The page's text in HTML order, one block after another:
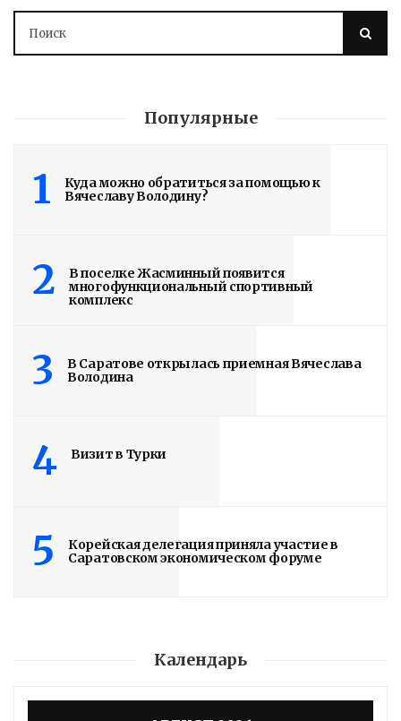
Популярные
1
Куда можно обратиться за помощью к
Вячеславу Володину?
2
В поселке Жасминный появится
многофункциональный спортивный
комплекс
3
В Саратове открылась приемная Вячеслава
Володина
4 Визит в Турки
5
Корейская делегация приняла участие в
Саратовском экономическом форуме
Календарь
Володин о СПАСЕНИИ
радиоэлектроники
Здание построено в 1900 году